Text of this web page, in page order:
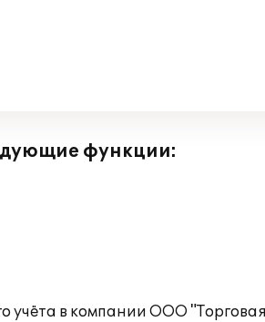
функции:
учёта в компании ООО